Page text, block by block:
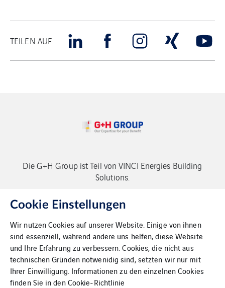
TEILEN AUF
Die G+H Group ist Teil von VINCI Energies Building
Solutions.
Copyright G+H Group
Kontakt
Cookie Einstellungen
Wir nutzen Cookies auf unserer Website. Einige von ihnen
sind essenziell, während andere uns helfen, diese Website
und Ihre Erfahrung zu verbessern. Cookies, die nicht aus
technischen Gründen notwenidig sind, setzten wir nur mit
Ihrer Einwilligung. Informationen zu den einzelnen Cookies
finden Sie in denCookie-Richtlinie